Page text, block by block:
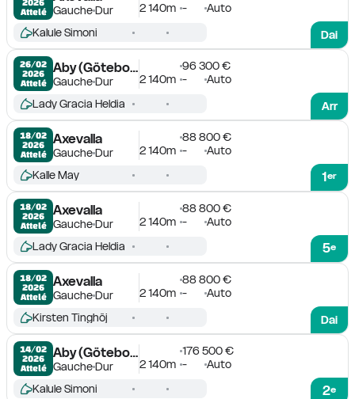
Attelé
GaucheDur
2 140m -
Auto
Dai
Kalule Simoni
26/02
2026
Attelé
Aby (Göteborg)
GaucheDur
96 300 €
2 140m -
Auto
Arr
Lady Gracia Heldia
18/02
2026
Attelé
Axevalla
GaucheDur
88 800 €
2 140m - Auto
1er
Kalle May
18/02
2026
Attelé
Axevalla
GaucheDur
88 800 €
2 140m - Auto
5e
Lady Gracia Heldia
18/02
2026
Attelé
Axevalla
GaucheDur
88 800 €
2 140m -
Auto
Dai
Kirsten Tinghöj
14/02
2026
Attelé
Aby (Göteborg)
GaucheDur
176 500 €
2 140m - Auto
2e
Kalule Simoni